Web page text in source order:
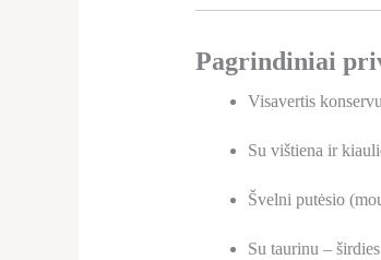
Pagrindiniai
Visavertis
Su vištiena ir
Švelni putėsio
Su taurinu –